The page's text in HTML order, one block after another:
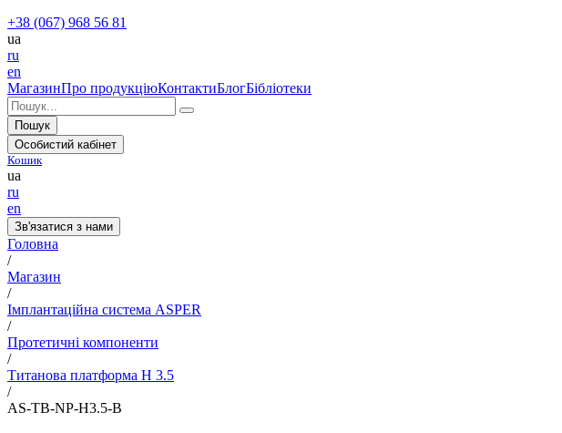
+38 (067) 968 56 81
ua
ru
en
МагазинПро продукціюКонтактиБлогБібліотеки
Пошук
Особистий кабінет
Кошик
ua
ru
en
Зв'язатися з нами
Головна
/
Магазин
/
Імплантаційна система ASPER
/
Протетичні компоненти
/
Титанова платформа H 3.5
/
AS-TB-NP-H3.5-B